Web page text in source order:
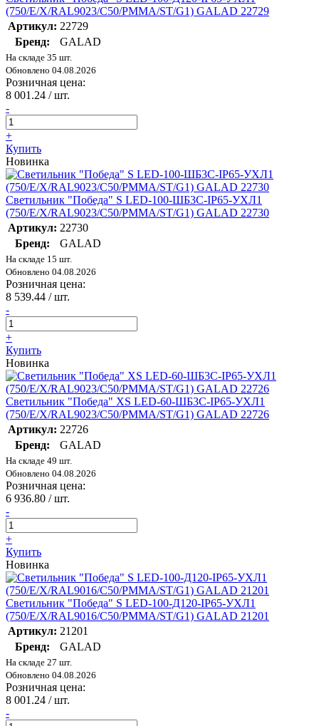
(750/E/X/RAL9023/C50/PMMA/ST/G1) GALAD 22729
Артикул: 22729
Бренд:
GALAD
На складе 35 шт.
Обновлено 04.08.2026
Розничная цена:
8 001.24 / шт.
-
+
Купить
Новинка
Светильник "Победа" S LED-100-ШБ3С-IP65-УХЛ1
(750/E/X/RAL9023/C50/PMMA/ST/G1) GALAD 22730
Артикул: 22730
Бренд:
GALAD
На складе 15 шт.
Обновлено 04.08.2026
Розничная цена:
8 539.44 / шт.
-
+
Купить
Новинка
Светильник "Победа" XS LED-60-ШБ3С-IP65-УХЛ1
(750/E/X/RAL9023/C50/PMMA/ST/G1) GALAD 22726
Артикул: 22726
Бренд:
GALAD
На складе 49 шт.
Обновлено 04.08.2026
Розничная цена:
6 936.80 / шт.
-
+
Купить
Новинка
Светильник "Победа" S LED-100-Д120-IP65-УХЛ1
(750/E/X/RAL9016/C50/PMMA/ST/G1) GALAD 21201
Артикул: 21201
Бренд:
GALAD
На складе 27 шт.
Обновлено 04.08.2026
Розничная цена:
8 001.24 / шт.
-